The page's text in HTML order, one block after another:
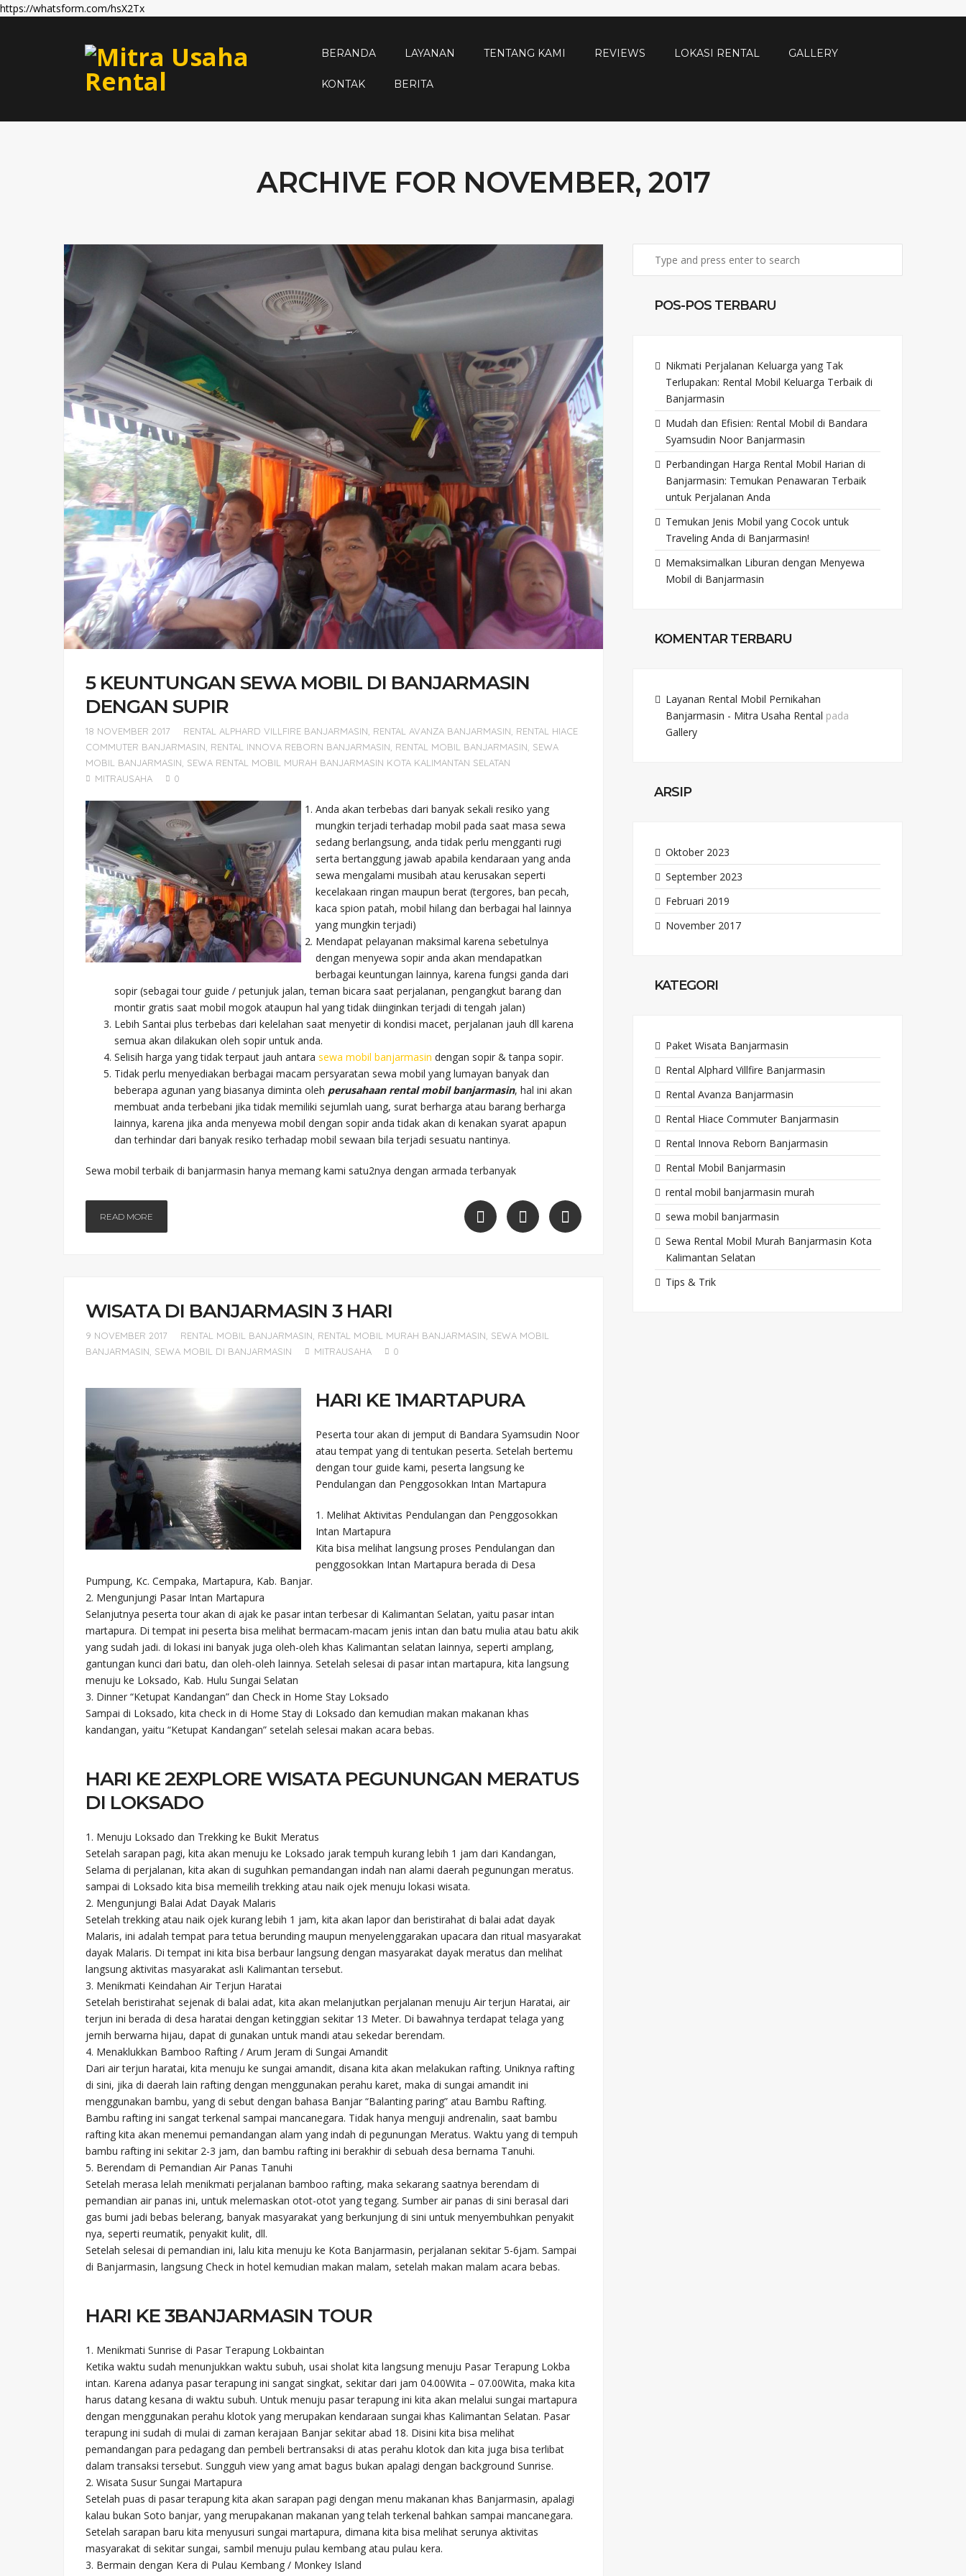
https://whatsform.com/hsX2Tx
BERANDA LAYANAN TENTANG KAMI REVIEWS LOKASI RENTAL GALLERY
KONTAK BERITA
ARCHIVE FOR NOVEMBER, 2017
5 KEUNTUNGAN SEWA MOBIL DI BANJARMASIN
DENGAN SUPIR
18 NOVEMBER 2017 RENTAL ALPHARD VILLFIRE BANJARMASIN RENTAL AVANZA BANJARMASIN RENTAL HIACE
COMMUTER BANJARMASIN RENTAL INNOVA REBORN BANJARMASIN RENTAL MOBIL BANJARMASIN SEWA
MOBIL BANJARMASIN SEWA RENTAL MOBIL MURAH BANJARMASIN KOTA KALIMANTAN SELATAN
MITRAUSAHA
0
Anda akan terbebas dari banyak sekali resiko yang
mungkin terjadi terhadap mobil pada saat masa sewa
sedang berlangsung, anda tidak perlu mengganti rugi
serta bertanggung jawab apabila kendaraan yang anda
sewa mengalami musibah atau kerusakan seperti
kecelakaan ringan maupun berat (tergores, ban pecah,
kaca spion patah, mobil hilang dan berbagai hal lainnya
yang mungkin terjadi)
Mendapat pelayanan maksimal karena sebetulnya
dengan menyewa sopir anda akan mendapatkan
berbagai keuntungan lainnya, karena fungsi ganda dari
sopir (sebagai tour guide / petunjuk jalan, teman bicara saat perjalanan, pengangkut barang dan
montir gratis saat mobil mogok ataupun hal yang tidak diinginkan terjadi di tengah jalan)
Lebih Santai plus terbebas dari kelelahan saat menyetir di kondisi macet, perjalanan jauh dll karena
semua akan dilakukan oleh sopir untuk anda.
Selisih harga yang tidak terpaut jauh antara sewa mobil banjarmasin dengan sopir & tanpa sopir.
Tidak perlu menyediakan berbagai macam persyaratan sewa mobil yang lumayan banyak dan
beberapa agunan yang biasanya diminta oleh perusahaan rental mobil banjarmasin, hal ini akan
membuat anda terbebani jika tidak memiliki sejumlah uang, surat berharga atau barang berharga
lainnya, karena jika anda menyewa mobil dengan sopir anda tidak akan di kenakan syarat apapun
dan terhindar dari banyak resiko terhadap mobil sewaan bila terjadi sesuatu nantinya.
Sewa mobil terbaik di banjarmasin hanya memang kami satu2nya dengan armada terbanyak
READ MORE
WISATA DI BANJARMASIN 3 HARI
9 NOVEMBER 2017 RENTAL MOBIL BANJARMASIN RENTAL MOBIL MURAH BANJARMASIN SEWA MOBIL
BANJARMASIN SEWA MOBIL DI BANJARMASIN MITRAUSAHA 0
HARI KE 1MARTAPURA
Peserta tour akan di jemput di Bandara Syamsudin Noor
atau tempat yang di tentukan peserta. Setelah bertemu
dengan tour guide kami, peserta langsung ke
Pendulangan dan Penggosokkan Intan Martapura
1. Melihat Aktivitas Pendulangan dan Penggosokkan
Intan Martapura
Kita bisa melihat langsung proses Pendulangan dan
penggosokkan Intan Martapura berada di Desa
Pumpung, Kc. Cempaka, Martapura, Kab. Banjar.
2. Mengunjungi Pasar Intan Martapura
Selanjutnya peserta tour akan di ajak ke pasar intan terbesar di Kalimantan Selatan, yaitu pasar intan
martapura. Di tempat ini peserta bisa melihat bermacam-macam jenis intan dan batu mulia atau batu akik
yang sudah jadi. di lokasi ini banyak juga oleh-oleh khas Kalimantan selatan lainnya, seperti amplang,
gantungan kunci dari batu, dan oleh-oleh lainnya. Setelah selesai di pasar intan martapura, kita langsung
menuju ke Loksado, Kab. Hulu Sungai Selatan
3. Dinner “Ketupat Kandangan” dan Check in Home Stay Loksado
Sampai di Loksado, kita check in di Home Stay di Loksado dan kemudian makan makanan khas
kandangan, yaitu “Ketupat Kandangan” setelah selesai makan acara bebas.
HARI KE 2EXPLORE WISATA PEGUNUNGAN MERATUS
DI LOKSADO
1. Menuju Loksado dan Trekking ke Bukit Meratus
Setelah sarapan pagi, kita akan menuju ke Loksado jarak tempuh kurang lebih 1 jam dari Kandangan,
Selama di perjalanan, kita akan di suguhkan pemandangan indah nan alami daerah pegunungan meratus.
sampai di Loksado kita bisa memeilih trekking atau naik ojek menuju lokasi wisata.
2. Mengunjungi Balai Adat Dayak Malaris
Setelah trekking atau naik ojek kurang lebih 1 jam, kita akan lapor dan beristirahat di balai adat dayak
Malaris, ini adalah tempat para tetua berunding maupun menyelenggarakan upacara dan ritual masyarakat
dayak Malaris. Di tempat ini kita bisa berbaur langsung dengan masyarakat dayak meratus dan melihat
langsung aktivitas masyarakat asli Kalimantan tersebut.
3. Menikmati Keindahan Air Terjun Haratai
Setelah beristirahat sejenak di balai adat, kita akan melanjutkan perjalanan menuju Air terjun Haratai, air
terjun ini berada di desa haratai dengan ketinggian sekitar 13 Meter. Di bawahnya terdapat telaga yang
jernih berwarna hijau, dapat di gunakan untuk mandi atau sekedar berendam.
4. Menaklukkan Bamboo Rafting / Arum Jeram di Sungai Amandit
Dari air terjun haratai, kita menuju ke sungai amandit, disana kita akan melakukan rafting. Uniknya rafting
di sini, jika di daerah lain rafting dengan menggunakan perahu karet, maka di sungai amandit ini
menggunakan bambu, yang di sebut dengan bahasa Banjar “Balanting paring” atau Bambu Rafting.
Bambu rafting ini sangat terkenal sampai mancanegara. Tidak hanya menguji andrenalin, saat bambu
rafting kita akan menemui pemandangan alam yang indah di pegunungan Meratus. Waktu yang di tempuh
bambu rafting ini sekitar 2-3 jam, dan bambu rafting ini berakhir di sebuah desa bernama Tanuhi.
5. Berendam di Pemandian Air Panas Tanuhi
Setelah merasa lelah menikmati perjalanan bamboo rafting, maka sekarang saatnya berendam di
pemandian air panas ini, untuk melemaskan otot-otot yang tegang. Sumber air panas di sini berasal dari
gas bumi jadi bebas belerang, banyak masyarakat yang berkunjung di sini untuk menyembuhkan penyakit
nya, seperti reumatik, penyakit kulit, dll.
Setelah selesai di pemandian ini, lalu kita menuju ke Kota Banjarmasin, perjalanan sekitar 5-6jam. Sampai
di Banjarmasin, langsung Check in hotel kemudian makan malam, setelah makan malam acara bebas.
HARI KE 3BANJARMASIN TOUR
1. Menikmati Sunrise di Pasar Terapung Lokbaintan
Ketika waktu sudah menunjukkan waktu subuh, usai sholat kita langsung menuju Pasar Terapung Lokba
intan. Karena adanya pasar terapung ini sangat singkat, sekitar dari jam 04.00Wita – 07.00Wita, maka kita
harus datang kesana di waktu subuh. Untuk menuju pasar terapung ini kita akan melalui sungai martapura
dengan menggunakan perahu klotok yang merupakan kendaraan sungai khas Kalimantan Selatan. Pasar
terapung ini sudah di mulai di zaman kerajaan Banjar sekitar abad 18. Disini kita bisa melihat
pemandangan para pedagang dan pembeli bertransaksi di atas perahu klotok dan kita juga bisa terlibat
dalam transaksi tersebut. Sungguh view yang amat bagus bukan apalagi dengan background Sunrise.
2. Wisata Susur Sungai Martapura
Setelah puas di pasar terapung kita akan sarapan pagi dengan menu makanan khas Banjarmasin, apalagi
kalau bukan Soto banjar, yang merupakanan makanan yang telah terkenal bahkan sampai mancanegara.
Setelah sarapan baru kita menyusuri sungai martapura, dimana kita bisa melihat serunya aktivitas
masyarakat di sekitar sungai, sambil menuju pulau kembang atau pulau kera.
3. Bermain dengan Kera di Pulau Kembang / Monkey Island
POS-POS TERBARU
Nikmati Perjalanan Keluarga yang Tak
Terlupakan: Rental Mobil Keluarga Terbaik di
Banjarmasin
Mudah dan Efisien: Rental Mobil di Bandara
Syamsudin Noor Banjarmasin
Perbandingan Harga Rental Mobil Harian di
Banjarmasin: Temukan Penawaran Terbaik
untuk Perjalanan Anda
Temukan Jenis Mobil yang Cocok untuk
Traveling Anda di Banjarmasin!
Memaksimalkan Liburan dengan Menyewa
Mobil di Banjarmasin
KOMENTAR TERBARU
Layanan Rental Mobil Pernikahan
Banjarmasin - Mitra Usaha Rental pada
Gallery
ARSIP
Oktober 2023
September 2023
Februari 2019
November 2017
KATEGORI
Paket Wisata Banjarmasin
Rental Alphard Villfire Banjarmasin
Rental Avanza Banjarmasin
Rental Hiace Commuter Banjarmasin
Rental Innova Reborn Banjarmasin
Rental Mobil Banjarmasin
rental mobil banjarmasin murah
sewa mobil banjarmasin
Sewa Rental Mobil Murah Banjarmasin Kota
Kalimantan Selatan
Tips & Trik